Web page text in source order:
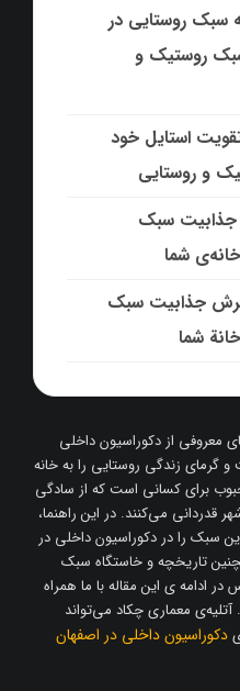
سبک روستایی در
روستیک و
استایل خود
و روستایی
جذابیت سبک
شما
جذابیت سبک
شما
از دکوراسیون داخلی
زندگی روستایی را به خانه
برای کسانی است که از سادگی
قدردانی می‌کنند. در این راهنما،
سبک را در دکوراسیون داخلی در
تاریخچه و خاستگاه سبک
ی این مقاله با ما همراه
آتلیه‌ی معماری چکاد می‌تواند
دکوراسیون داخلی در اصفهان